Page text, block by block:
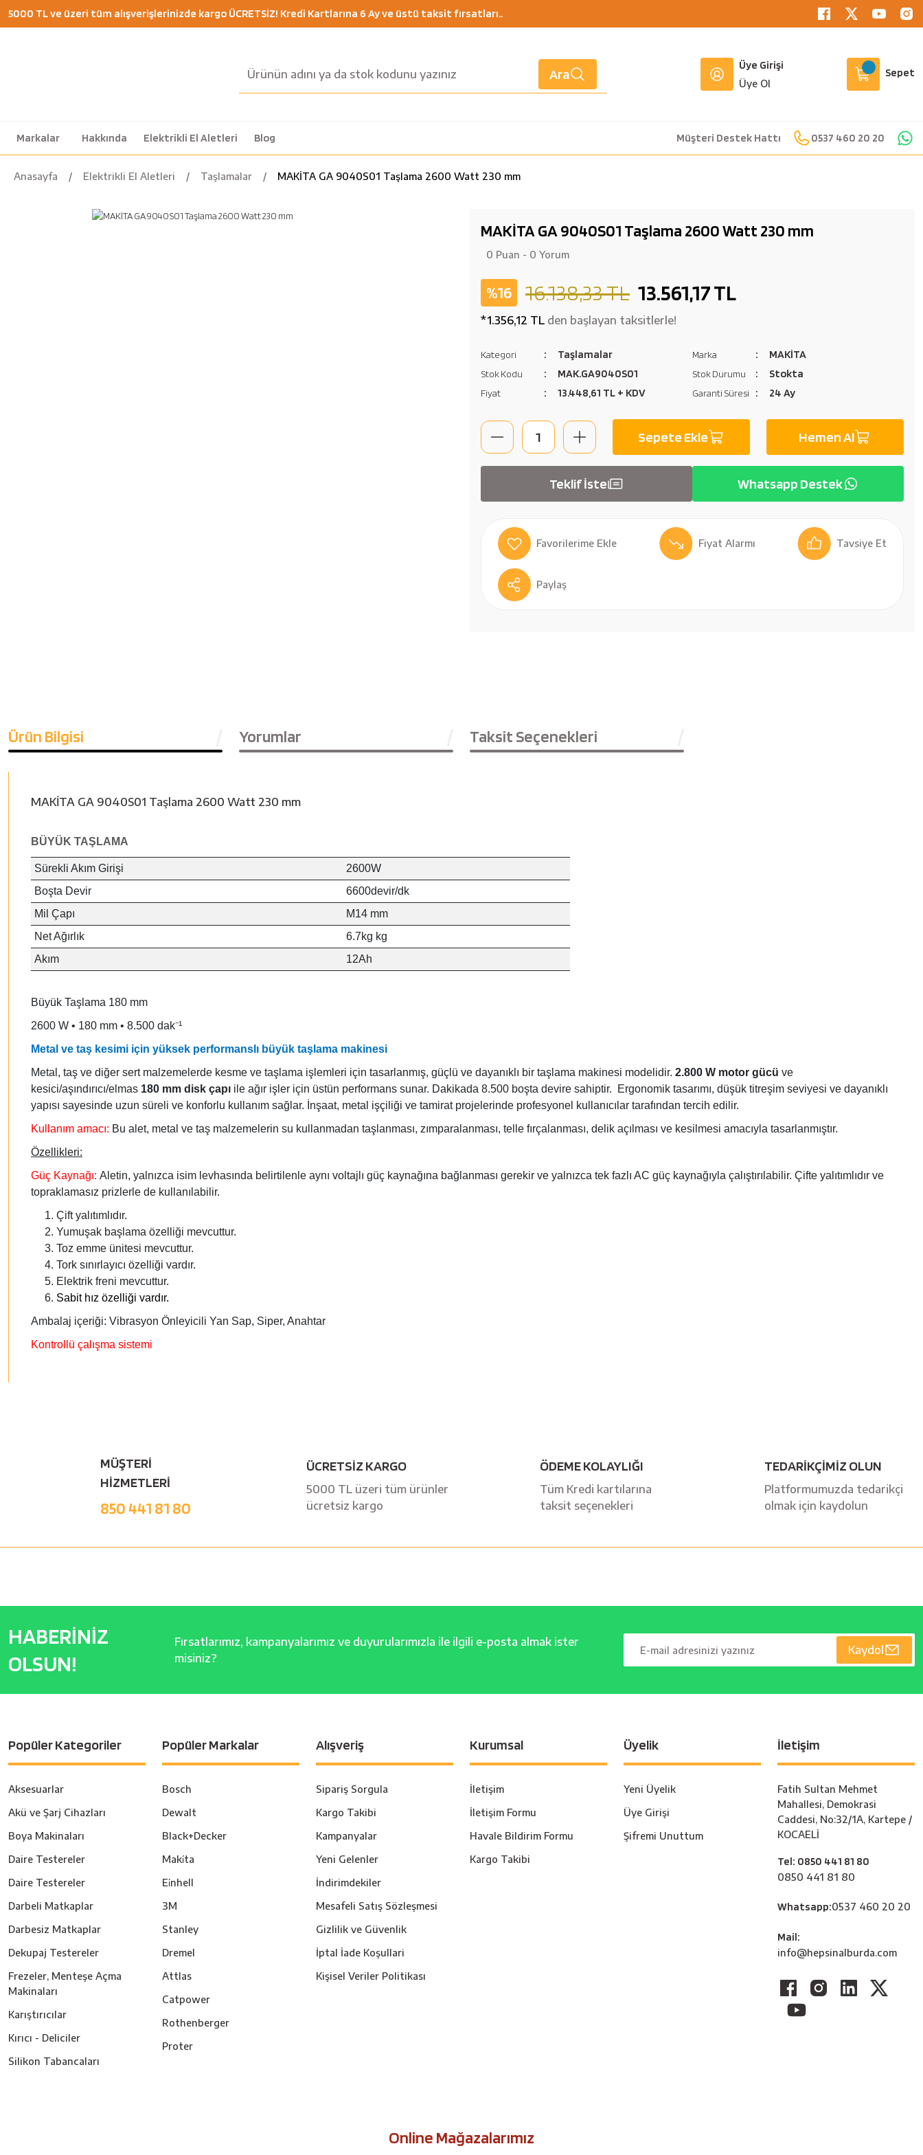
5000 TL ve üzeri tüm alışverişlerinizde kargo ÜCRETSİZ! Kredi Kartlarına 6 Ay ve üstü taksit fırsatları..
Ara
Üye Girişi
Üye Ol
Sepet
Markalar Hakkında Elektrikli El Aletleri Blog Müşteri Destek Hattı 0537 460 20 20
Anasayfa Elektrikli El Aletleri Taşlamalar MAKİTA GA 9040S01 Taşlama 2600 Watt 230 mm
MAKİTA GA 9040S01 Taşlama 2600 Watt 230 mm
0 Puan - 0 Yorum
%16 16.138,33 TL 13.561,17 TL
*1.356,12 TL den başlayan taksitlerle!
Kategori Taşlamalar Marka MAKİTA
Stok Kodu MAK.GA9040S01 Stok Durumu Stokta
Fiyat 13.448,61 TL + KDV Garanti Süresi 24 Ay
Sepete Ekle Hemen Al
Teklif İste Whatsapp Destek
Fiyat Alarmı Tavsiye Et
Paylaş
Ürün Bilgisi Yorumlar Taksit Seçenekleri
MAKİTA GA 9040S01 Taşlama 2600 Watt 230 mm
BÜYÜK TAŞLAMA
Sürekli Akım Girişi
2600W
Boşta Devir
6600devir/dk
Mil Çapı
M14 mm
Net Ağırlık
6.7kg kg
Akım
12Ah
Büyük Taşlama 180 mm
2600 W • 180 mm • 8.500 dak⁻¹
Metal ve taş kesimi için yüksek performanslı büyük taşlama makinesi
Metal, taş ve diğer sert malzemelerde kesme ve taşlama işlemleri için tasarlanmış, güçlü ve dayanıklı bir taşlama makinesi modelidir. 2.800 W motor gücü ve
kesici/aşındırıcı/elmas 180 mm disk çapı ile ağır işler için üstün performans sunar. Dakikada 8.500 boşta devire sahiptir.
Ergonomik tasarımı, düşük titreşim seviyesi ve dayanıklı
yapısı sayesinde uzun süreli ve konforlu kullanım sağlar. İnşaat, metal işçiliği ve tamirat projelerinde profesyonel kullanıcılar tarafından tercih edilir.
Kullanım amacı: Bu alet, metal ve taş malzemelerin su kullanmadan taşlanması, zımparalanması, telle fırçalanması, delik açılması ve kesilmesi amacıyla tasarlanmıştır.
Özellikleri:
Güç Kaynağı: Aletin, yalnızca isim levhasında belirtilenle aynı voltajlı güç kaynağına bağlanması gerekir ve yalnızca tek fazlı AC güç kaynağıyla çalıştırılabilir. Çifte yalıtımlıdır ve
topraklamasız prizlerle de kullanılabilir.
Çift yalıtımlıdır.
Yumuşak başlama özelliği mevcuttur.
Toz emme ünitesi mevcuttur.
Tork sınırlayıcı özelliği vardır.
Elektrik freni mevcuttur.
Sabit hız özelliği vardır.
Ambalaj içeriği: Vibrasyon Önleyicili Yan Sap, Siper, Anahtar
Kontrollü çalışma sistemi
MÜŞTERİ
HİZMETLERİ
850 441 81 80
ÜCRETSİZ KARGO
5000 TL üzeri tüm ürünler
ücretsiz kargo
ÖDEME KOLAYLIĞI
Tüm Kredi kartılarına
taksit seçenekleri
TEDARİKÇİMİZ OLUN
Platformumuzda tedarikçi
olmak için kaydolun
HABERİNİZ
OLSUN!
Fırsatlarımız, kampanyalarımız ve duyurularımızla ile ilgili e-posta almak ister
misiniz?
Kaydol
Popüler Kategoriler
Aksesuarlar
Akü ve Şarj Cihazları
Boya Makinaları
Daire Testereler
Daire Testereler
Darbeli Matkaplar
Darbesiz Matkaplar
Dekupaj Testereler
Frezeler, Menteşe Açma
Makinaları
Karıştırıcılar
Kırıcı - Deliciler
Silikon Tabancaları
Popüler Markalar
Bosch
Dewalt
Black+Decker
Maki̇ta
Ei̇nhell
3M
Stanley
Dremel
Attlas
Catpower
Rothenberger
Proter
Alışveriş
Sipariş Sorgula
Kargo Takibi
Kampanyalar
Yeni Gelenler
İndirimdekiler
Mesafeli Satış Sözleşmesi
Gizlilik ve Güvenlik
İptal İade Koşullari
Kişisel Veriler Politikası
Kurumsal
İletişim
İletişim Formu
Havale Bildirim Formu
Kargo Takibi
Üyelik
Yeni Üyelik
Üye Girişi
Şifremi Unuttum
İletişim
Fatih Sultan Mehmet
Mahallesi, Demokrasi
Caddesi, No:32/1A, Kartepe /
KOCAELİ
Tel: 0850 441 81 80
0850 441 81 80
Whatsapp:0537 460 20 20
Mail:
info@hepsinalburda.com
Online Mağazalarımız